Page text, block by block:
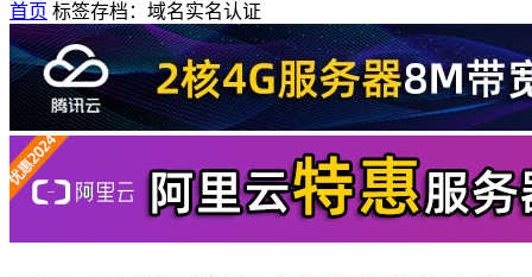
首页 标签存档：域名实名认证